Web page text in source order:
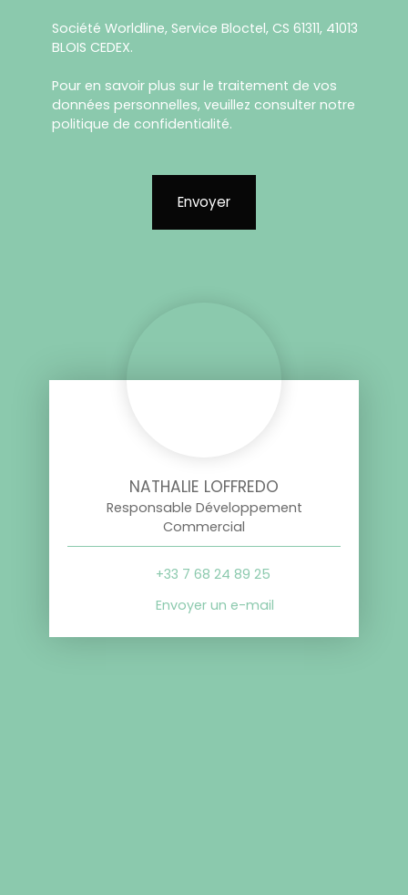
Société Worldline, Service Bloctel, CS 61311, 41013
BLOIS CEDEX.
Pour en savoir plus sur le traitement de vos
données personnelles, veuillez consulter notre
politique de confidentialité.
Envoyer
NATHALIE LOFFREDO
Responsable Développement
Commercial
+33 7 68 24 89 25
Envoyer un e-mail